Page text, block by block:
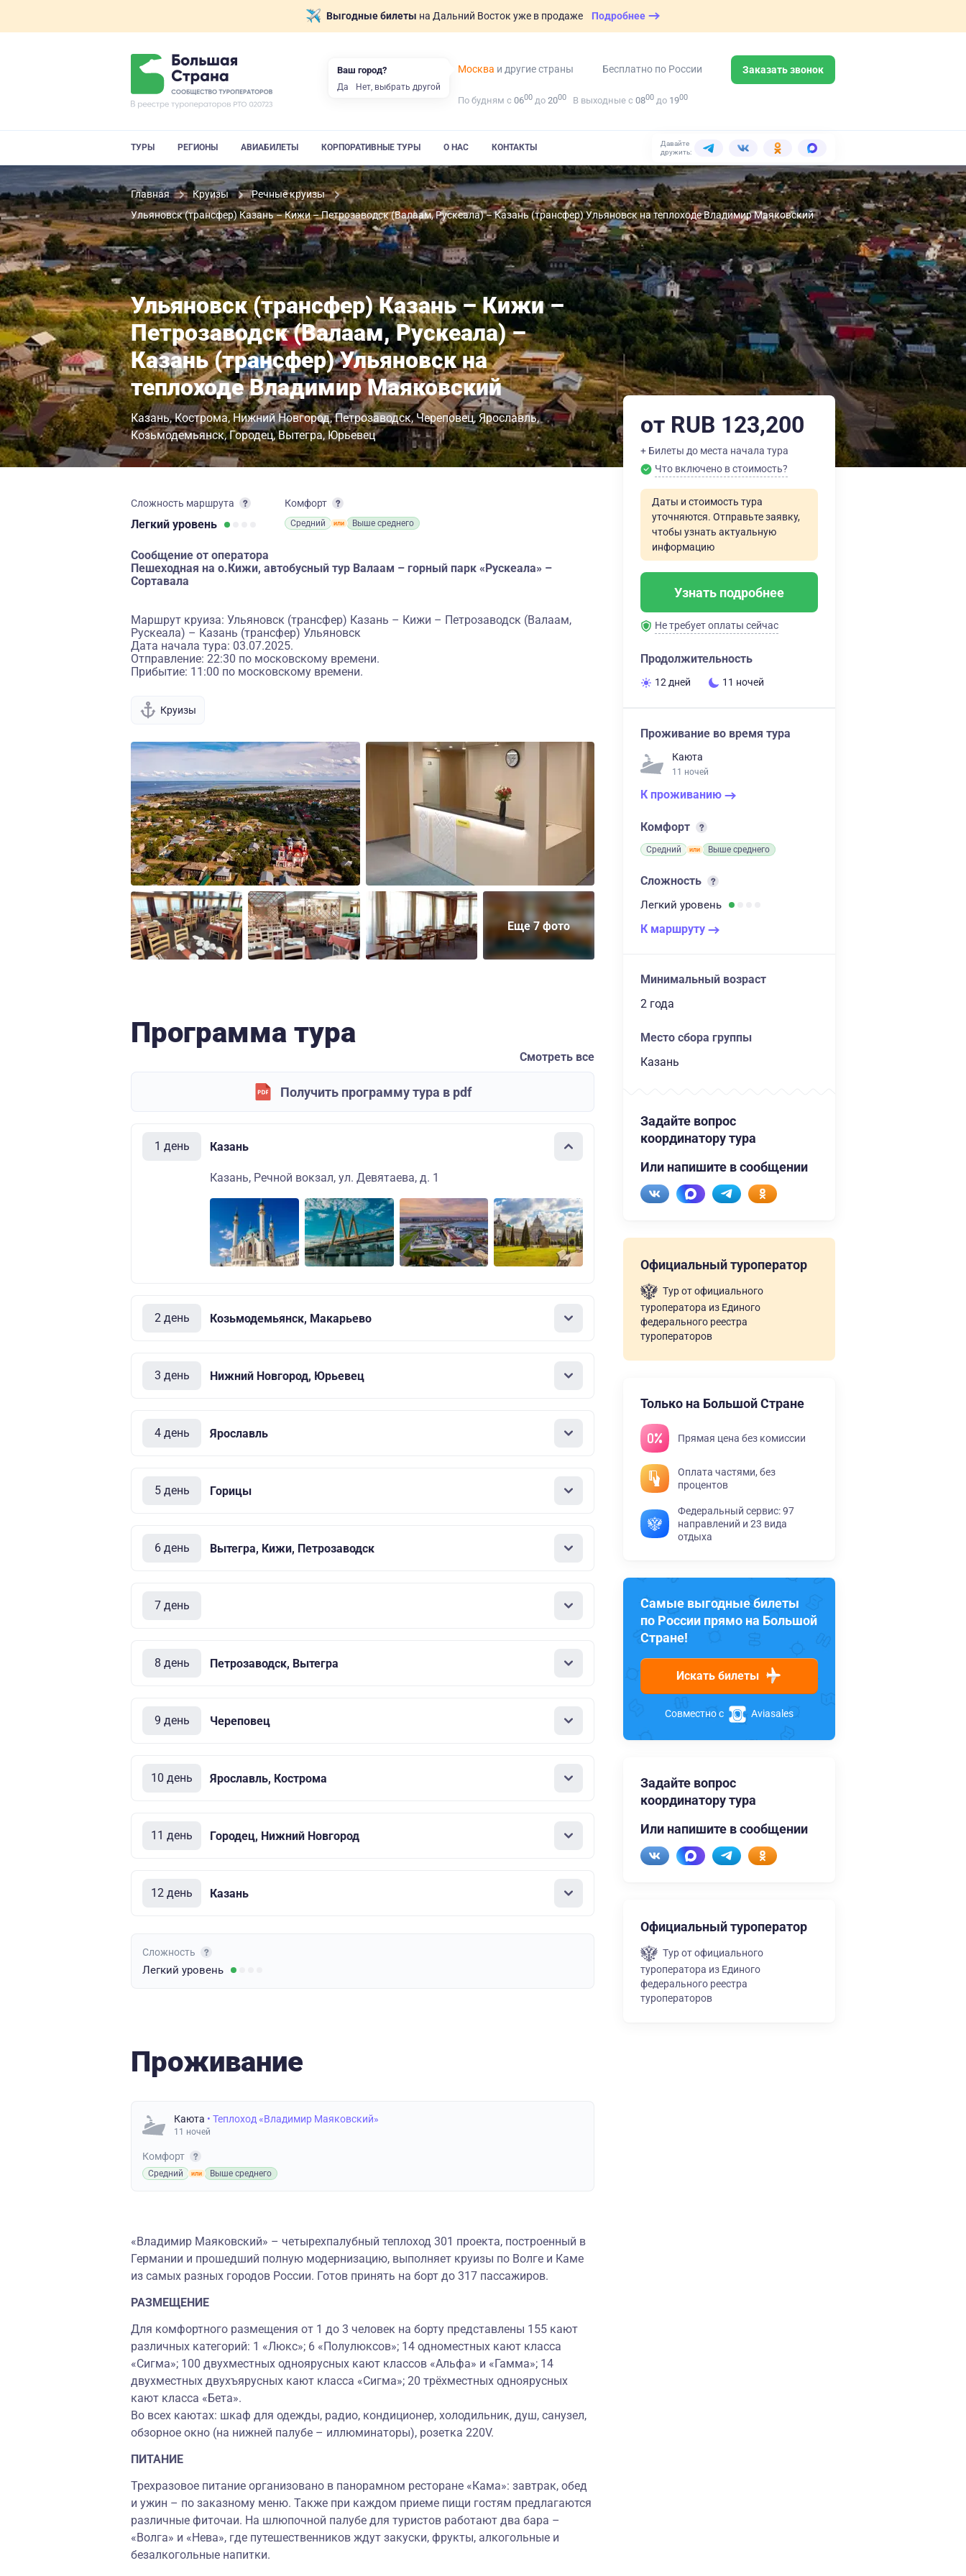
Выгодные билеты на Дальний Восток уже в продаже Подробнее
Москва и другие страны Бесплатно по России Заказать звонок
По будням с 0600 до 2000 В выходные с 0800 до 1900
ТУРЫ РЕГИОНЫ АВИАБИЛЕТЫ КОРПОРАТИВНЫЕ ТУРЫ О НАС КОНТАКТЫ
Давайте
дружить:
Главная Круизы
Речные круизы
Ульяновск (трансфер) Казань – Кижи – Петрозаводск (Валаам, Рускеала) – Казань (трансфер) Ульяновск на теплоходе Владимир Маяковский
Ульяновск (трансфер) Казань – Кижи –
Петрозаводск (Валаам, Рускеала) –
Казань (трансфер) Ульяновск на
теплоходе Владимир Маяковский
Казань Кострома Нижний Новгород Петрозаводск Череповец Ярославль
Козьмодемьянск Городец Вытегра Юрьевец
Сложность маршрута
Легкий уровень
Комфорт
Средний Выше среднего
Сообщение от оператора
Пешеходная на о.Кижи, автобусный тур Валаам – горный парк «Рускеала» –
Сортавала
Маршрут круиза: Ульяновск (трансфер) Казань – Кижи – Петрозаводск (Валаам,
Рускеала) – Казань (трансфер) Ульяновск
Дата начала тура: 03.07.2025.
Отправление: 22:30 по московскому времени.
Прибытие: 11:00 по московскому времени.
Круизы
Еще 7 фото
Программа тура
Смотреть все
Получить программу тура в pdf
1 день Казань
Казань, Речной вокзал, ул. Девятаева, д. 1
2 день Козьмодемьянск, Макарьево
3 день Нижний Новгород, Юрьевец
4 день Ярославль
5 день Горицы
6 день Вытегра, Кижи, Петрозаводск
7 день
8 день Петрозаводск, Вытегра
9 день Череповец
10 день Ярославль, Кострома
11 день Городец, Нижний Новгород
12 день Казань
Сложность
Легкий уровень
Проживание
Каюта • Теплоход «Владимир Маяковский»
11 ночей
Комфорт
Средний Выше среднего
«Владимир Маяковский» – четырехпалубный теплоход 301 проекта, построенный в
Германии и прошедший полную модернизацию, выполняет круизы по Волге и Каме
из самых разных городов России. Готов принять на борт до 317 пассажиров.
РАЗМЕЩЕНИЕ
Для комфортного размещения от 1 до 3 человек на борту представлены 155 кают
различных категорий: 1 «Люкс»; 6 «Полулюксов»; 14 одноместных кают класса
«Сигма»; 100 двухместных одноярусных кают классов «Альфа» и «Гамма»; 14
двухместных двухъярусных кают класса «Сигма»; 20 трёхместных одноярусных
кают класса «Бета».
Во всех каютах: шкаф для одежды, радио, кондиционер, холодильник, душ, санузел,
обзорное окно (на нижней палубе – иллюминаторы), розетка 220V.
ПИТАНИЕ
Трехразовое питание организовано в панорамном ресторане «Кама»: завтрак, обед
и ужин – по заказному меню. Также при каждом приеме пищи гостям предлагаются
различные фиточаи. На шлюпочной палубе для туристов работают два бара –
«Волга» и «Нева», где путешественников ждут закуски, фрукты, алкогольные и
безалкогольные напитки.
от RUB 123,200
+ Билеты до места начала тура
Что включено в стоимость?
Даты и стоимость тура
уточняются. Отправьте заявку,
чтобы узнать актуальную
информацию
Узнать подробнее
Не требует оплаты сейчас
Продолжительность
12 дней 11 ночей
Проживание во время тура
Каюта
11 ночей
К проживанию
Комфорт
Средний Выше среднего
Сложность
Легкий уровень
К маршруту
Минимальный возраст
2 года
Место сбора группы
Казань
Задайте вопрос
координатору тура
Или напишите в сообщении
Официальный туроператор
Тур от официального
туроператора из Единого
федерального реестра
туроператоров
Только на Большой Стране
Прямая цена без комиссии
Оплата частями, без
процентов
Федеральный сервис: 97
направлений и 23 вида
отдыха
Самые выгодные билеты
по России прямо на Большой
Стране!
Искать билеты
Совместно с Aviasales
Задайте вопрос
координатору тура
Или напишите в сообщении
Официальный туроператор
Тур от официального
туроператора из Единого
федерального реестра
туроператоров
Ваш город?
Да Нет, выбрать другой